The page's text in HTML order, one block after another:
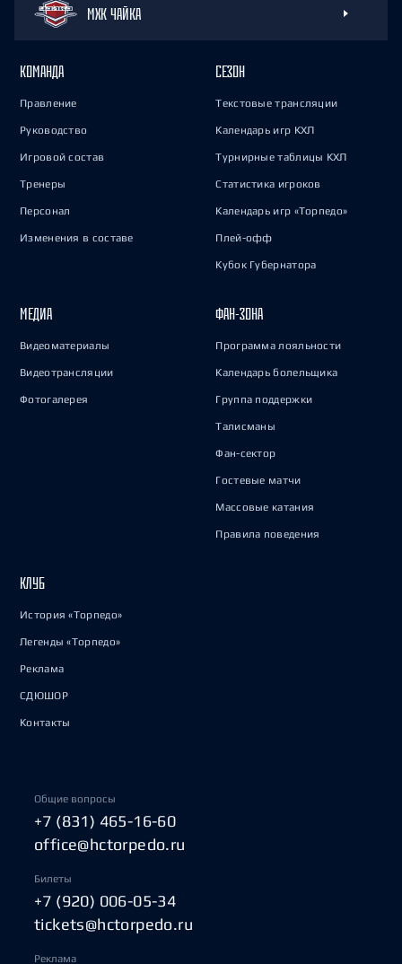
МХК ЧАЙКА
КОМАНДА
Правление
Руководство
Игровой состав
Тренеры
Персонал
Изменения в составе
СЕЗОН
Текстовые трансляции
Календарь игр КХЛ
Турнирные таблицы КХЛ
Статистика игроков
Календарь игр «Торпедо»
Плей-офф
Кубок Губернатора
МЕДИА
Видеоматериалы
Видеотрансляции
Фотогалерея
ФАН-ЗОНА
Программа лояльности
Календарь болельщика
Группа поддержки
Талисманы
Фан-сектор
Гостевые матчи
Массовые катания
Правила поведения
КЛУБ
История «Торпедо»
Легенды «Торпедо»
Реклама
СДЮШОР
Контакты
Общие вопросы
+7 (831) 465-16-60
office@hctorpedo.ru
Билеты
+7 (920) 006-05-34
tickets@hctorpedo.ru
Реклама